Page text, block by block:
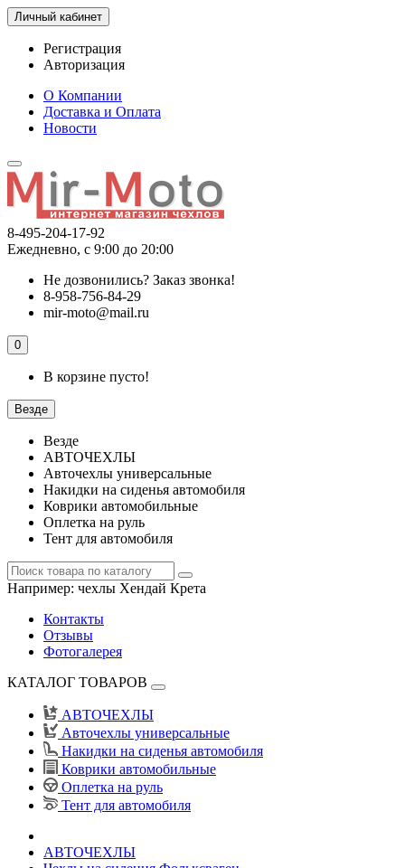
Личный кабинет
Регистрация
Авторизация
О Компании
Доставка и Оплата
Новости
8-495-204-17-92
Ежедневно, с 9:00 до 20:00
Не дозвонились? Заказ звонка!
8-958-756-84-29
mir-moto@mail.ru
0
В корзине пусто!
Везде
Везде
АВТОЧЕХЛЫ
Авточехлы универсальные
Накидки на сиденья автомобиля
Коврики автомобильные
Оплетка на руль
Тент для автомобиля
Например: чехлы Хендай Крета
Контакты
Отзывы
Фотогалерея
КАТАЛОГ ТОВАРОВ
АВТОЧЕХЛЫ
Авточехлы универсальные
Накидки на сиденья автомобиля
Коврики автомобильные
Оплетка на руль
Тент для автомобиля
АВТОЧЕХЛЫ